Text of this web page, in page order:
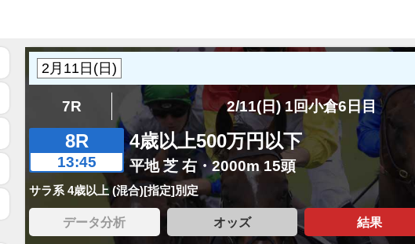
7R 2/11(日) 1回小倉6日目
8R
13:45
4歳以上500万円以下
平地 芝 右・2000m 15頭
サラ系 4歳以上 (混合)[指定]別定
データ分析 オッズ 結果